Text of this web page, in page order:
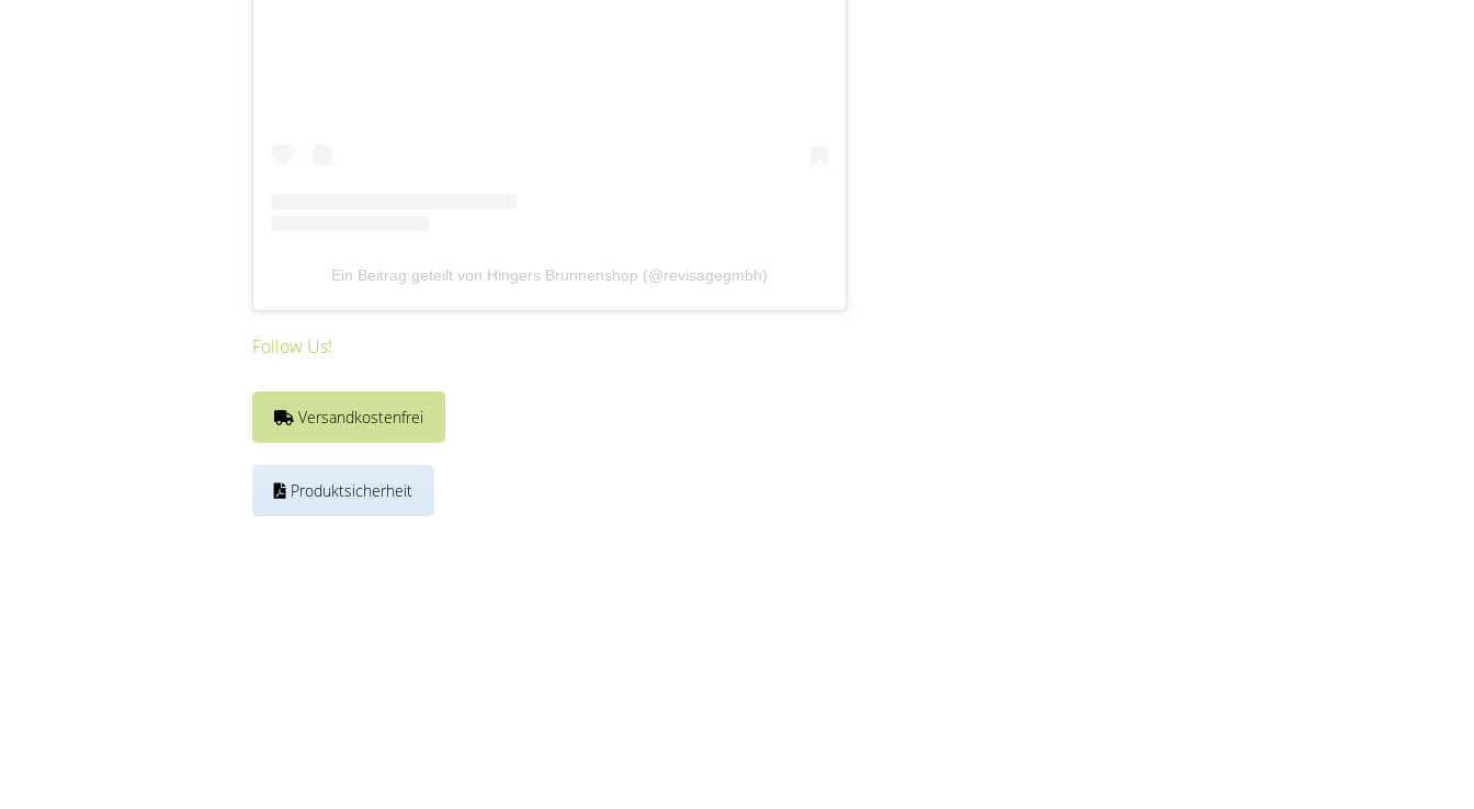
Ein Beitrag geteilt von Hingers Brunnenshop (@revisagegmbh)
Follow Us!
Versandkostenfrei
Produktsicherheit